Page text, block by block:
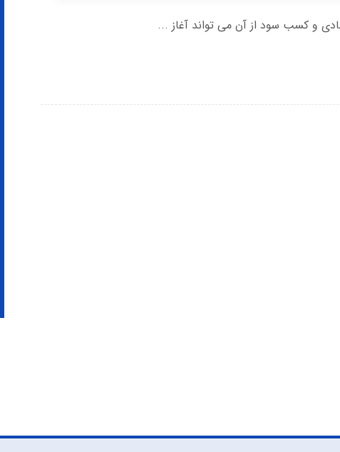
و کسب سود از آن می تواند آغاز ...